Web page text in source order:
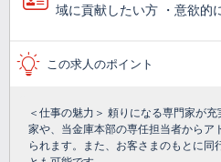
域に貢献したい方 ・意欲的
この求人のポイント
＜仕事の魅力＞ 頼りになる専門家が充
家や、当金庫本部の専任担当者からア
られます。また、お客さまのもとに同